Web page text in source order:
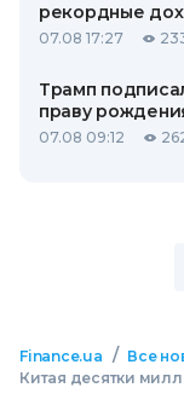
рекордные
07.08 17:27
Трамп
праву
07.08 09:12
Finance.ua / Все
Китая десятки